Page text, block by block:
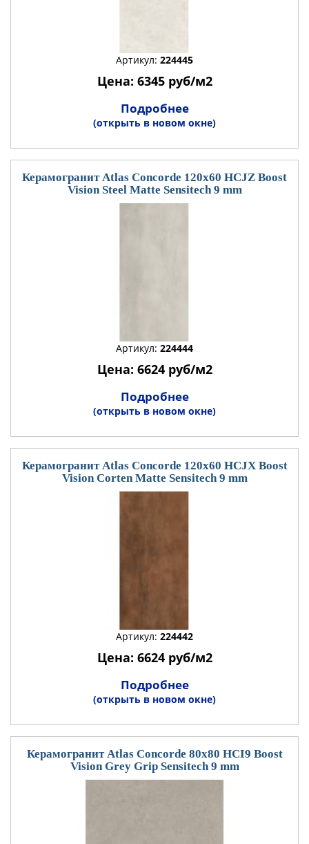
Артикул: 224445
Цена: 6345 руб/м2
Подробнее
(открыть в новом окне)
Керамогранит Atlas Concorde 120x60 HCJZ Boost
Vision Steel Matte Sensitech 9 mm
Артикул: 224444
Цена: 6624 руб/м2
Подробнее
(открыть в новом окне)
Керамогранит Atlas Concorde 120x60 HCJX Boost
Vision Corten Matte Sensitech 9 mm
Артикул: 224442
Цена: 6624 руб/м2
Подробнее
(открыть в новом окне)
Керамогранит Atlas Concorde 80x80 HCI9 Boost
Vision Grey Grip Sensitech 9 mm